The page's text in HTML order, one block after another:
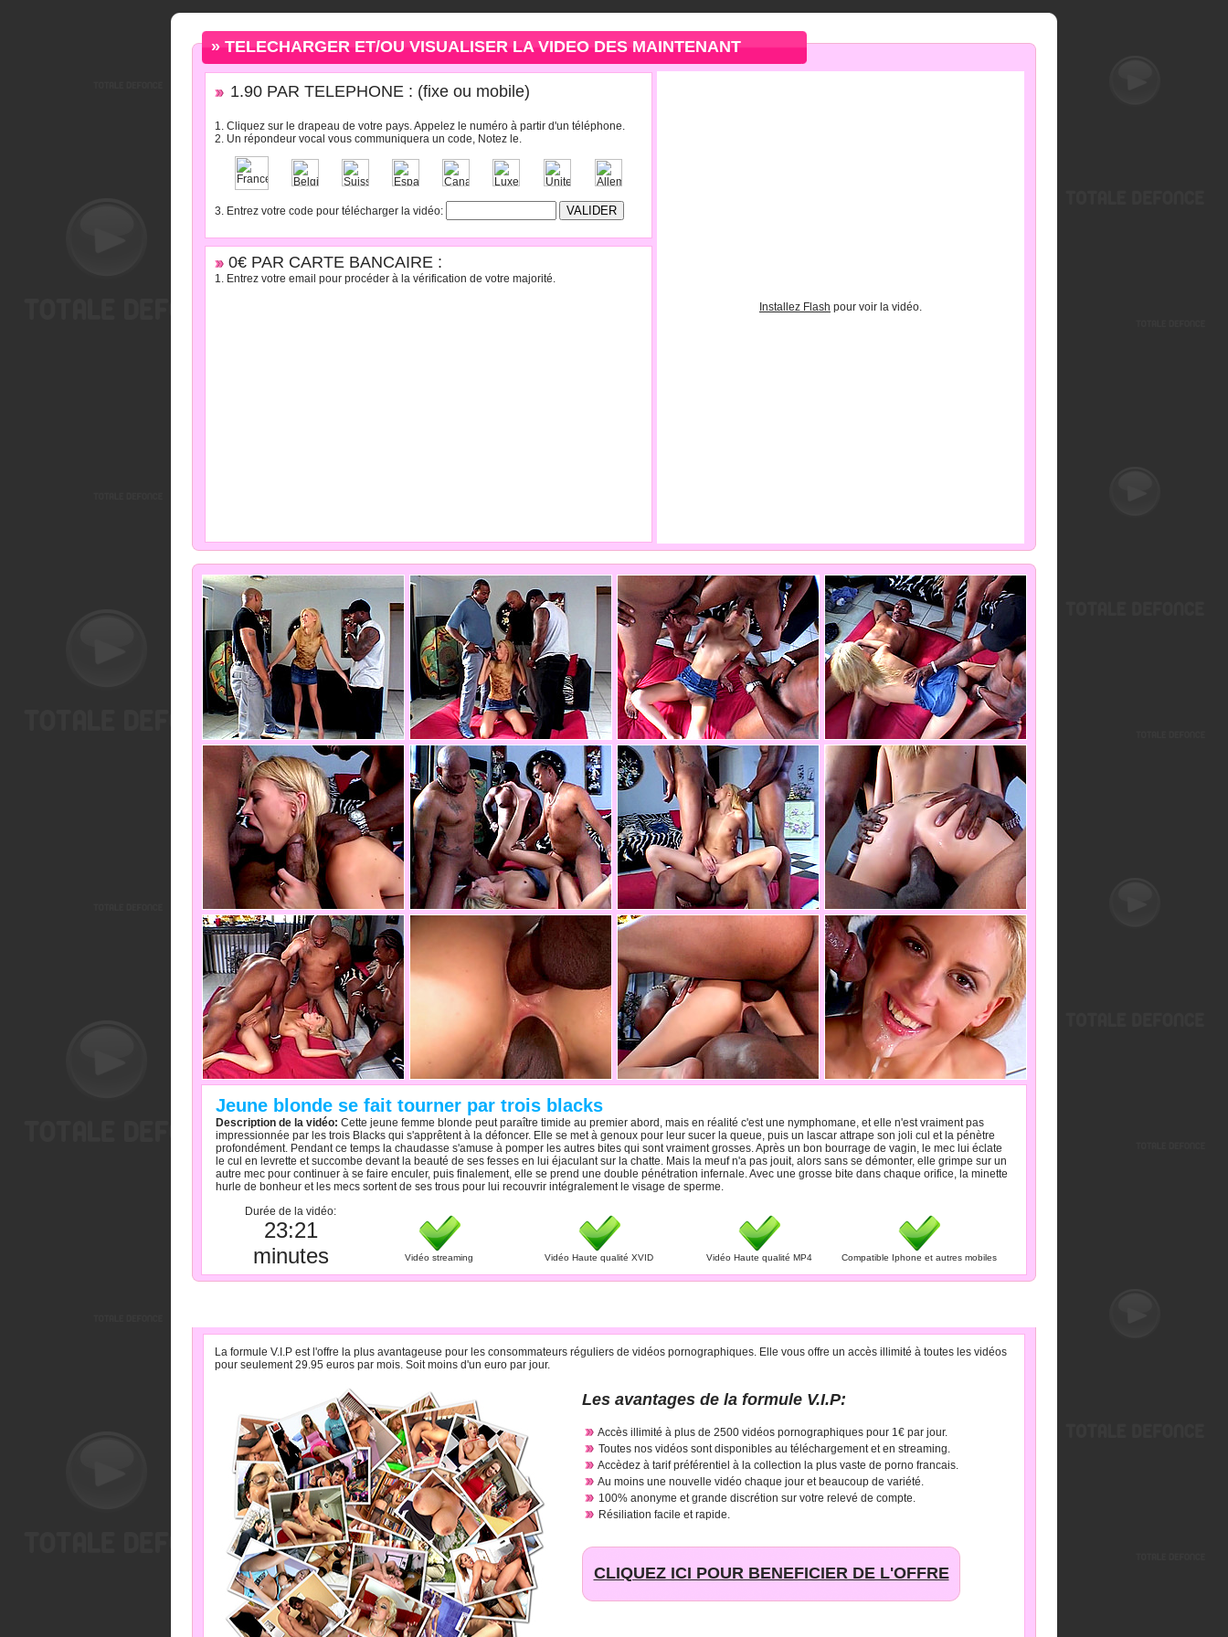
» TELECHARGER ET/OU VISUALISER LA VIDEO DES MAINTENANT
1.90 PAR TELEPHONE : (fixe ou mobile)
1. Cliquez sur le drapeau de votre pays. Appelez le numéro à partir d'un téléphone.
2. Un répondeur vocal vous communiquera un code, Notez le.
3. Entrez votre code pour télécharger la vidéo:
0€ PAR CARTE BANCAIRE :
1. Entrez votre email pour procéder à la vérification de votre majorité.
Installez Flash pour voir la vidéo.
Jeune blonde se fait tourner par trois blacks
Description de la vidéo: Cette jeune femme blonde peut paraître timide au premier abord, mais en réalité c'est une nymphomane, et elle n'est vraiment pas
impressionnée par les trois Blacks qui s'apprêtent à la défoncer. Elle se met à genoux pour leur sucer la queue, puis un lascar attrape son joli cul et la pénètre
profondément. Pendant ce temps la chaudasse s'amuse à pomper les autres bites qui sont vraiment grosses. Après un bon bourrage de vagin, le mec lui éclate
le cul en levrette et succombe devant la beauté de ses fesses en lui éjaculant sur la chatte. Mais la meuf n'a pas jouit, alors sans se démonter, elle grimpe sur un
autre mec pour continuer à se faire enculer, puis finalement, elle se prend une double pénétration infernale. Avec une grosse bite dans chaque orifice, la minette
hurle de bonheur et les mecs sortent de ses trous pour lui recouvrir intégralement le visage de sperme.
Durée de la vidéo:
23:21
minutes
Vidéo streaming Vidéo Haute qualité XVID Vidéo Haute qualité MP4 Compatible Iphone et autres mobiles
La formule V.I.P est l'offre la plus avantageuse pour les consommateurs réguliers de vidéos pornographiques. Elle vous offre un accès illimité à toutes les vidéos
pour seulement 29.95 euros par mois. Soit moins d'un euro par jour.
Les avantages de la formule V.I.P:
Accès illimité à plus de 2500 vidéos pornographiques pour 1€ par jour.
Toutes nos vidéos sont disponibles au téléchargement et en streaming.
Accèdez à tarif préférentiel à la collection la plus vaste de porno francais.
Au moins une nouvelle vidéo chaque jour et beaucoup de variété.
100% anonyme et grande discrétion sur votre relevé de compte.
Résiliation facile et rapide.
CLIQUEZ ICI POUR BENEFICIER DE L'OFFRE